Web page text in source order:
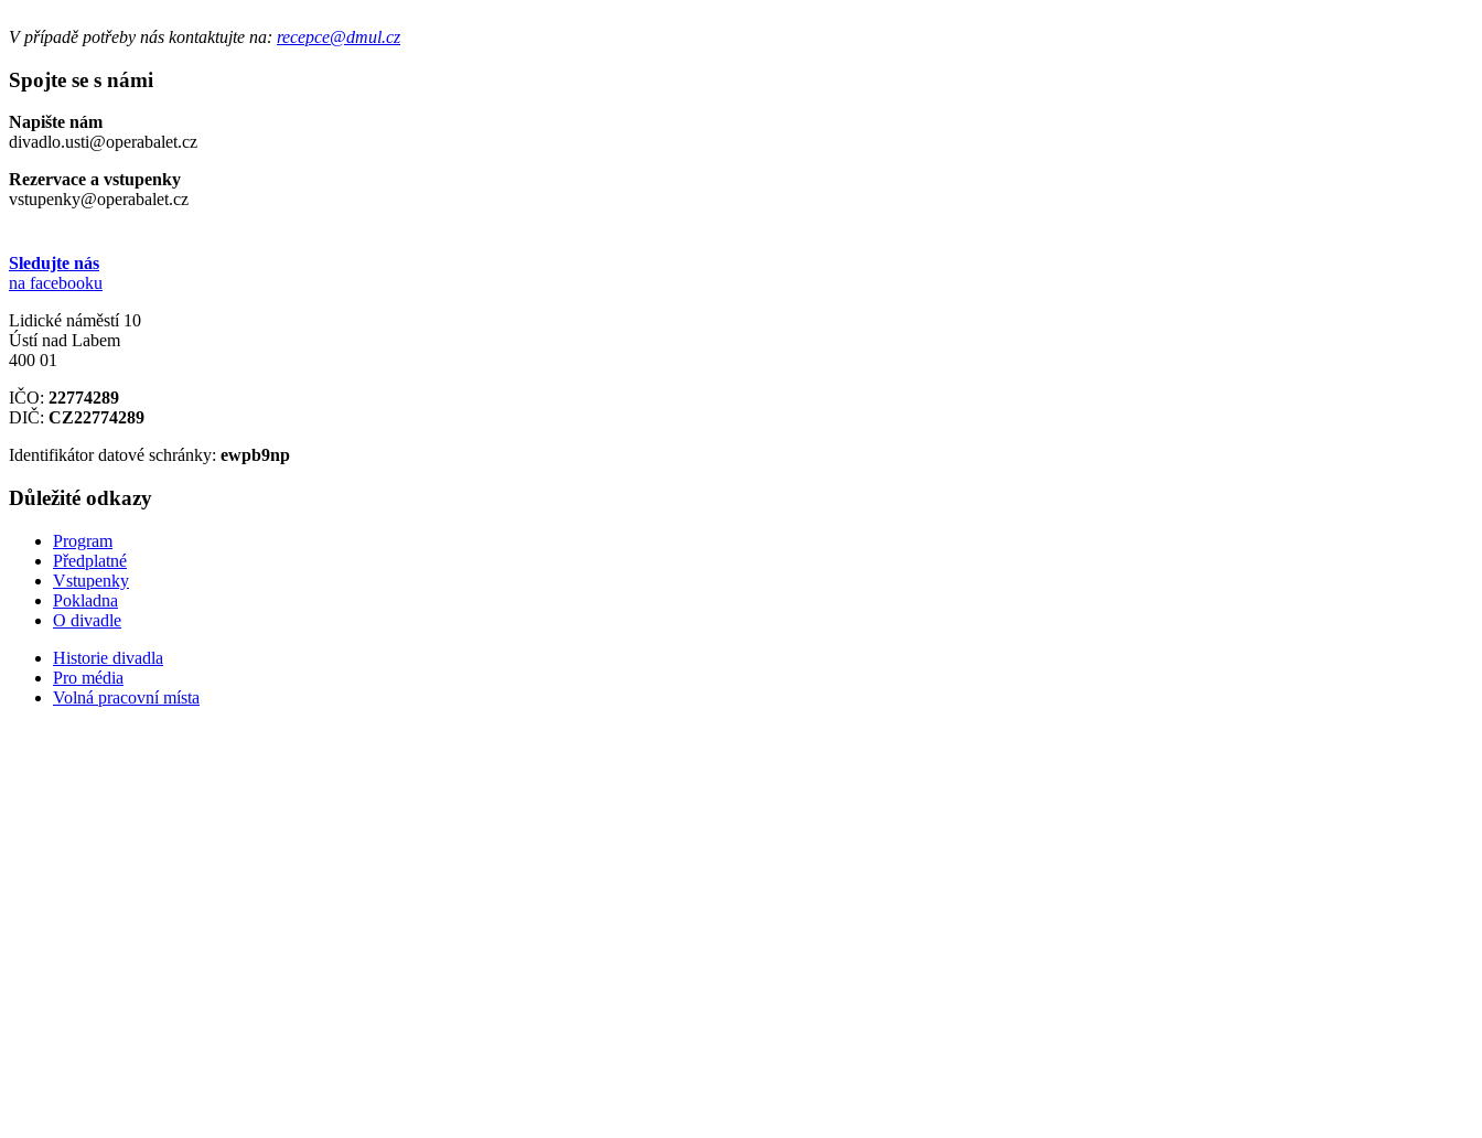
V případě potřeby nás kontaktujte na: recepce@dmul.cz
Spojte se s námi
Napište nám
divadlo.usti@operabalet.cz
Rezervace a vstupenky
vstupenky@operabalet.cz
Sledujte nás
na facebooku
Lidické náměstí 10
Ústí nad Labem
400 01
IČO: 22774289
DIČ: CZ22774289
Identifikátor datové schránky: ewpb9np
Důležité odkazy
Program
Předplatné
Vstupenky
Pokladna
O divadle
Historie divadla
Pro média
Volná pracovní místa